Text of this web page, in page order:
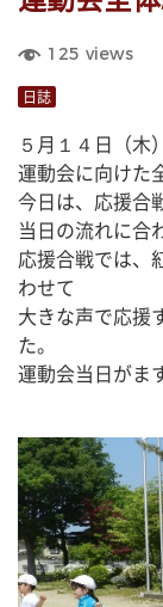
125 views
日誌
５月１４日（木
運動会に向けた
今日は、応援合
当日の流れに合
応援合戦では、
わせて
大きな声で応援
た。
運動会当日がま